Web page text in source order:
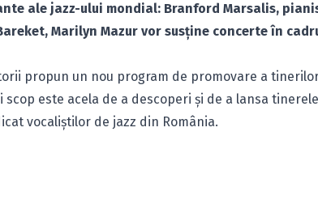
ale jazz-ului mondial: Branford Marsalis,
Marilyn Mazur vor susţine concerte în
propun un nou program de promovare a
este acela de a descoperi şi de a lansa tinerele
vocaliştilor de jazz din România.